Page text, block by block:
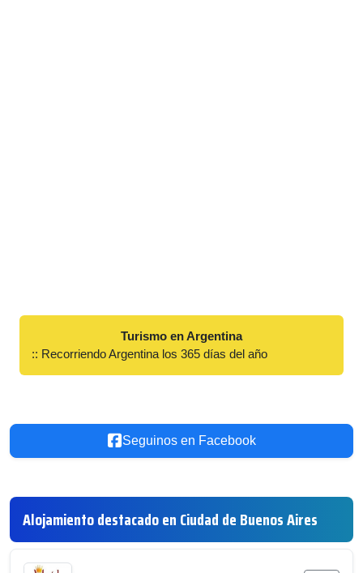
Turismo en Argentina
:: Recorriendo Argentina los 365 días del año
Seguinos en Facebook
Alojamiento destacado en Ciudad de Buenos Aires